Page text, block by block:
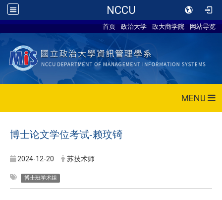
NCCU
首页 政治大学 政大商学院 网站导览
MENU
博士论文学位考试-赖玟锜
2024-12-20 苏技术师
博士班学术组